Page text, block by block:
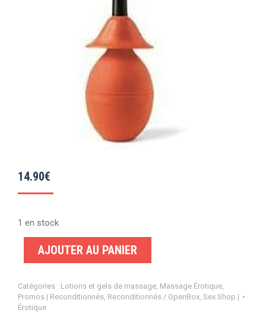
14.90€
1 en stock
AJOUTER AU PANIER
Catégories : Lotions et gels de massage, Massage Érotique,
Promos | Reconditionnés, Reconditionnés / OpenBox, Sex Shop |
Érotique